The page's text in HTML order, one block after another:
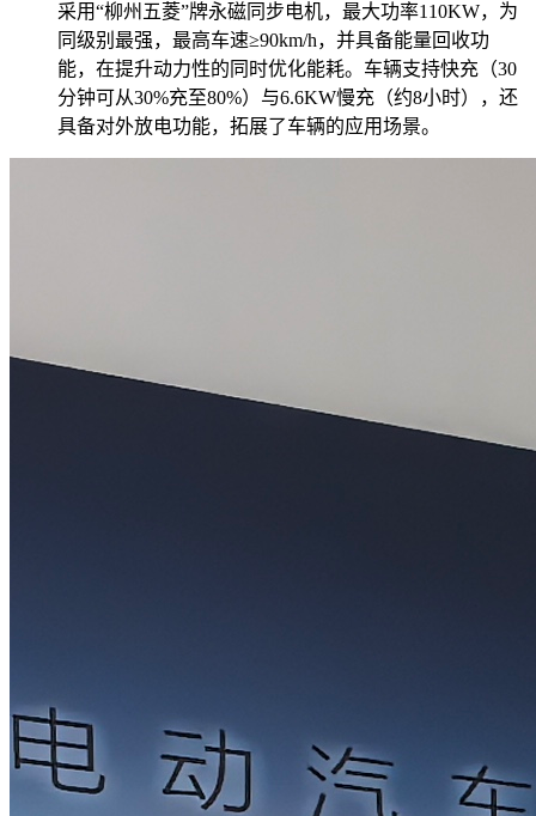
采用“柳州五菱”牌永磁同步电机，最大功率110KW，为
同级别最强，最高车速≥90km/h，并具备能量回收功
能，在提升动力性的同时优化能耗。车辆支持快充（30
分钟可从30%充至80%）与6.6KW慢充（约8小时），还
具备对外放电功能，拓展了车辆的应用场景。